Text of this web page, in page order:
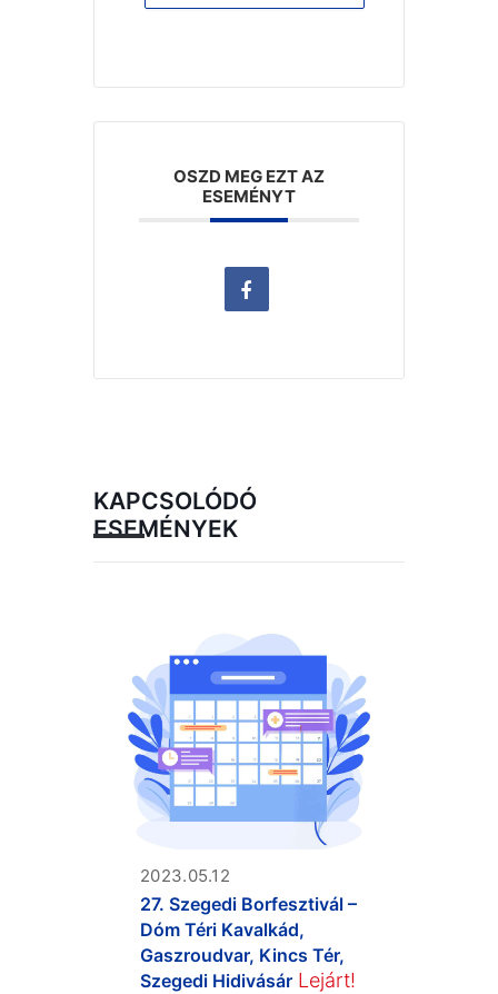
OSZD MEG EZT AZ
ESEMÉNYT
KAPCSOLÓDÓ
ESEMÉNYEK
2023.05.12
27. Szegedi Borfesztivál –
Dóm Téri Kavalkád,
Gaszroudvar, Kincs Tér,
Szegedi Hidivásár Lejárt!